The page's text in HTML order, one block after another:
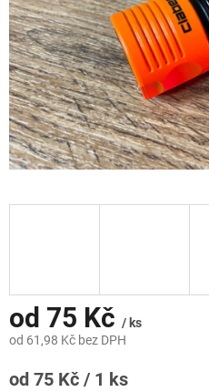
od 75 Kč / ks
od 61,98 Kč bez DPH
Měrná
od 75 Kč / 1 ks